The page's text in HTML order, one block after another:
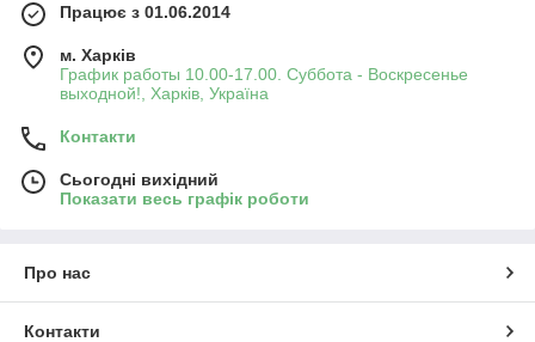
Працює з 01.06.2014
м. Харків
График работы 10.00-17.00. Суббота - Воскресенье
выходной!, Харків, Україна
Контакти
Сьогодні вихідний
Показати весь графік роботи
Про нас
Контакти